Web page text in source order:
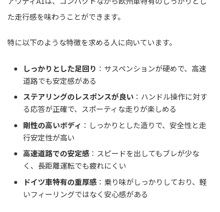
た走行感を味わうことができます。
特に以下のような特徴を求める人に向いています。
しっかりとした足回り ：サスペンションが硬めで、高速
道路でも安定感がある
ステアリングのレスポンスが良い ：ハンドル操作に対す
る応答が正確で、スポーティな走りが楽しめる
剛性の高いボディ ：しっかりとした造りで、安全性と走
行安定性が高い
高速道路での安定感 ：スピードを出してもブレが少な
く、長距離運転でも疲れにくい
ドイツ車特有の重厚感 ：乗り味がしっかりしており、軽
いフィーリングではなく安心感がある